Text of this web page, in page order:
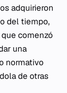
adquirieron
del tiempo,
comenzó
una
normativo
de otras